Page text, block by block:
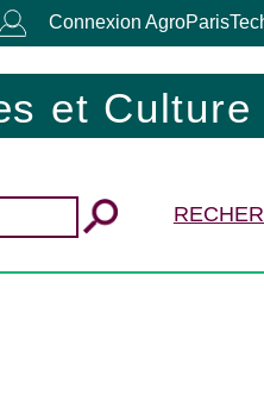
Connexion
et Culture